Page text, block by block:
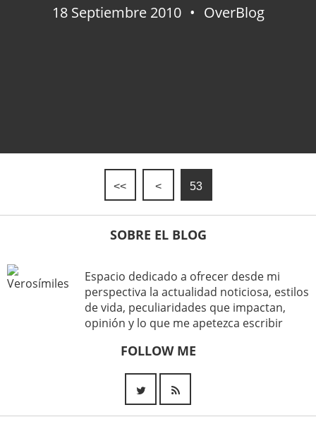
18 Septiembre 2010 OverBlog
<< < 53
SOBRE EL BLOG
Espacio dedicado a ofrecer desde mi
perspectiva la actualidad noticiosa, estilos
de vida, peculiaridades que impactan,
opinión y lo que me apetezca escribir
FOLLOW ME